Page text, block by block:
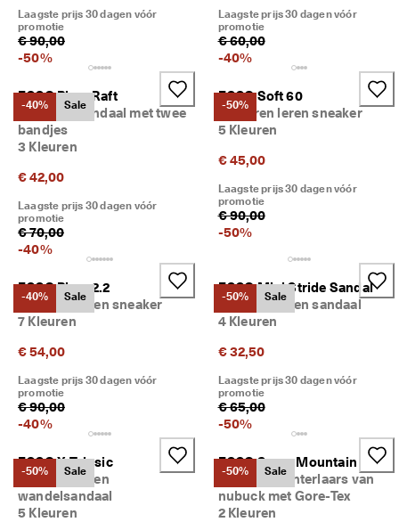
Laagste prijs 30 dagen vóór
promotie
€ 90,00
-50%
Laagste prijs 30 dagen vóór
promotie
€ 60,00
-40%
-40% Sale
ECCO Biom Raft
Kinderen sandaal met twee
bandjes
3 Kleuren
€ 42,00
Laagste prijs 30 dagen vóór
promotie
€ 70,00
-40%
-50%
ECCO Soft 60
Kinderen leren sneaker
5 Kleuren
€ 45,00
Laagste prijs 30 dagen vóór
promotie
€ 90,00
-50%
-40% Sale
ECCO Biom 2.2
Kinderen leren sneaker
7 Kleuren
€ 54,00
Laagste prijs 30 dagen vóór
promotie
€ 90,00
-40%
-50% Sale
ECCO Mini Stride Sandal
Kinderen leren sandaal
4 Kleuren
€ 32,50
Laagste prijs 30 dagen vóór
promotie
€ 65,00
-50%
-50% Sale
ECCO X-Trinsic
Kinderen leren
wandelsandaal
5 Kleuren
-50% Sale
ECCO Snow Mountain
Kinderen winterlaars van
nubuck met Gore-Tex
2 Kleuren